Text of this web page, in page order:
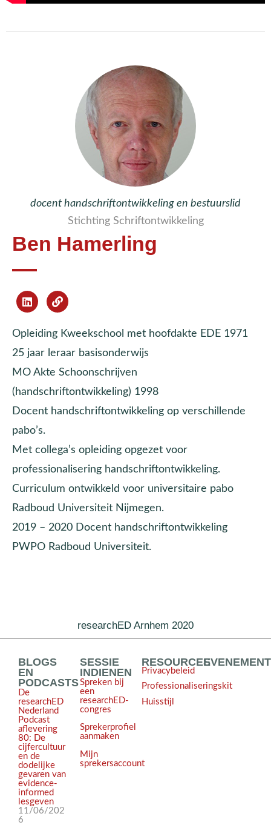
docent handschriftontwikkeling en bestuurslid
Stichting Schriftontwikkeling
Ben Hamerling
Opleiding Kweekschool met hoofdakte EDE 1971
25 jaar leraar basisonderwijs
MO Akte Schoonschrijven
(handschriftontwikkeling) 1998
Docent handschriftontwikkeling op verschillende
pabo’s.
Met collega’s opleiding opgezet voor
professionalisering handschriftontwikkeling.
Curriculum ontwikkeld voor universitaire pabo
Radboud Universiteit Nijmegen.
2019 – 2020 Docent handschriftontwikkeling
PWPO Radboud Universiteit.
researchED Arnhem 2020
BLOGS
EN
PODCASTS
De
researchED
Nederland
Podcast
aflevering
80: De
cijfercultuur
en de
dodelijke
gevaren van
evidence-
informed
lesgeven
11/06/202
6
SESSIE
INDIENEN
Spreken bij
een
researchED-
congres
Sprekerprofiel
aanmaken
Mijn
sprekersaccount
RESOURCES
Privacybeleid
Professionaliseringskit
Huisstijl